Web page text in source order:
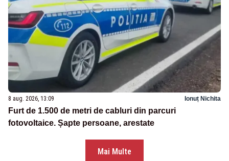
8 aug. 2026, 13:09 Ionuț Nichita
Furt de 1.500 de metri de cabluri din parcuri
fotovoltaice. Șapte persoane, arestate
Mai Multe